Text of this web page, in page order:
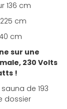
136 cm
cm
cm
sur une
230 Volts
!
de 193
dossier